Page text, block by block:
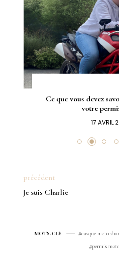
Ce que vous devez
votre
17 AVRIL
précédent
Je suis Charlie
MOTS-CLÉ casque moto
permis